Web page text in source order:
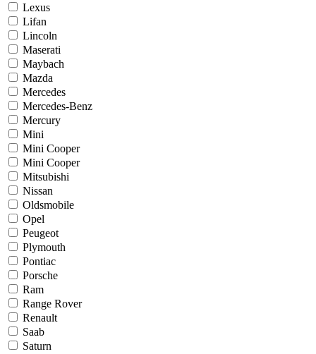
Lexus
Lifan
Lincoln
Maserati
Maybach
Mazda
Mercedes
Mercedes-Benz
Mercury
Mini
Mini Cooper
Mini Cooper
Mitsubishi
Nissan
Oldsmobile
Opel
Peugeot
Plymouth
Pontiac
Porsche
Ram
Range Rover
Renault
Saab
Saturn